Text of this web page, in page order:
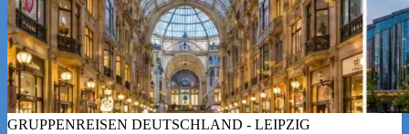
GRUPPENREISEN DEUTSCHLAND - LEIPZIG